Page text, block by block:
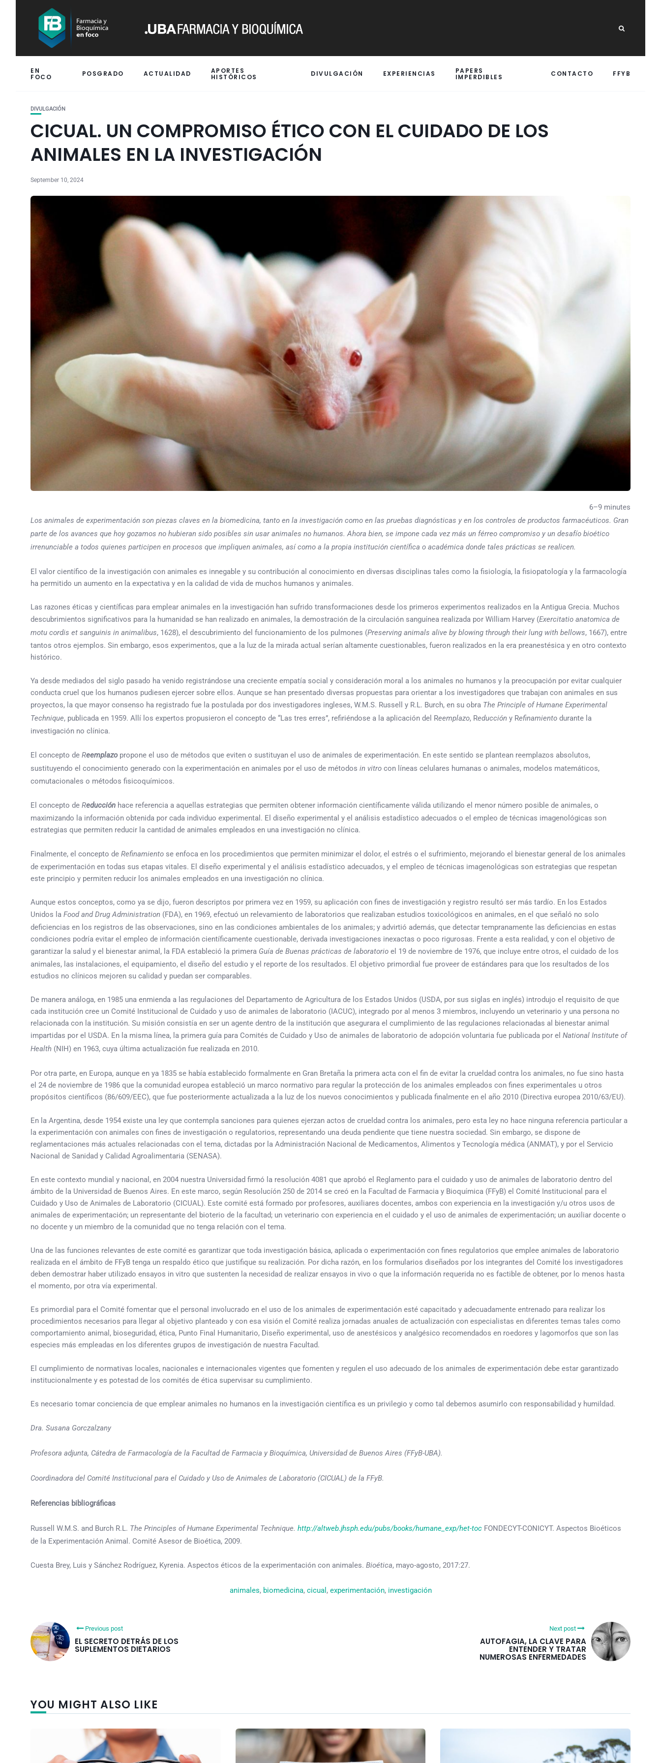
EN
FOCO POSGRADO ACTUALIDAD APORTES
HISTÓRICOS DIVULGACIÓN EXPERIENCIAS PAPERS
IMPERDIBLES CONTACTO FFYB
DIVULGACIÓN
CICUAL. UN COMPROMISO ÉTICO CON EL CUIDADO DE LOS
ANIMALES EN LA INVESTIGACIÓN
September 10, 2024
6–9 minutes
Los animales de experimentación son piezas claves en la biomedicina, tanto en la investigación como en las pruebas diagnósticas y en los controles de productos farmacéuticos. Gran
parte de los avances que hoy gozamos no hubieran sido posibles sin usar animales no humanos. Ahora bien, se impone cada vez más un férreo compromiso y un desafío bioético
irrenunciable a todos quienes participen en procesos que impliquen animales, así como a la propia institución científica o académica donde tales prácticas se realicen.
El valor científico de la investigación con animales es innegable y su contribución al conocimiento en diversas disciplinas tales como la fisiología, la fisiopatología y la farmacología
ha permitido un aumento en la expectativa y en la calidad de vida de muchos humanos y animales.
Las razones éticas y científicas para emplear animales en la investigación han sufrido transformaciones desde los primeros experimentos realizados en la Antigua Grecia. Muchos
descubrimientos significativos para la humanidad se han realizado en animales, la demostración de la circulación sanguínea realizada por William Harvey (Exercitatio anatomica de
motu cordis et sanguinis in animalibus, 1628), el descubrimiento del funcionamiento de los pulmones (Preserving animals alive by blowing through their lung with bellows, 1667), entre
tantos otros ejemplos. Sin embargo, esos experimentos, que a la luz de la mirada actual serían altamente cuestionables, fueron realizados en la era preanestésica y en otro contexto
histórico.
Ya desde mediados del siglo pasado ha venido registrándose una creciente empatía social y consideración moral a los animales no humanos y la preocupación por evitar cualquier
conducta cruel que los humanos pudiesen ejercer sobre ellos. Aunque se han presentado diversas propuestas para orientar a los investigadores que trabajan con animales en sus
proyectos, la que mayor consenso ha registrado fue la postulada por dos investigadores ingleses, W.M.S. Russell y R.L. Burch, en su obra The Principle of Humane Experimental
Technique, publicada en 1959. Allí los expertos propusieron el concepto de “Las tres erres”, refiriéndose a la aplicación del Reemplazo, Reducción y Refinamiento durante la
investigación no clínica.
El concepto de Reemplazopropone el uso de métodos que eviten o sustituyan el uso de animales de experimentación. En este sentido se plantean reemplazos absolutos,
sustituyendo el conocimiento generado con la experimentación en animales por el uso de métodos in vitro con líneas celulares humanas o animales, modelos matemáticos,
comutacionales o métodos fisicoquímicos.
El concepto de Reducción hace referencia a aquellas estrategias que permiten obtener información científicamente válida utilizando el menor número posible de animales, o
maximizando la información obtenida por cada individuo experimental. El diseño experimental y el análisis estadístico adecuados o el empleo de técnicas imagenológicas son
estrategias que permiten reducir la cantidad de animales empleados en una investigación no clínica.
Finalmente, el concepto de Refinamiento se enfoca en los procedimientos que permiten minimizar el dolor, el estrés o el sufrimiento, mejorando el bienestar general de los animales
de experimentación en todas sus etapas vitales. El diseño experimental y el análisis estadístico adecuados, y el empleo de técnicas imagenológicas son estrategias que respetan
este principio y permiten reducir los animales empleados en una investigación no clínica.
Aunque estos conceptos, como ya se dijo, fueron descriptos por primera vez en 1959, su aplicación con fines de investigación y registro resultó ser más tardío. En los Estados
Unidos la Food and Drug Administration (FDA), en 1969, efectuó un relevamiento de laboratorios que realizaban estudios toxicológicos en animales, en el que señaló no solo
deficiencias en los registros de las observaciones, sino en las condiciones ambientales de los animales; y advirtió además, que detectar tempranamente las deficiencias en estas
condiciones podría evitar el empleo de información científicamente cuestionable, derivada investigaciones inexactas o poco rigurosas. Frente a esta realidad, y con el objetivo de
garantizar la salud y el bienestar animal, la FDA estableció la primera Guía de Buenas prácticas de laboratorio el 19 de noviembre de 1976, que incluye entre otros, el cuidado de los
animales, las instalaciones, el equipamiento, el diseño del estudio y el reporte de los resultados. El objetivo primordial fue proveer de estándares para que los resultados de los
estudios no clínicos mejoren su calidad y puedan ser comparables.
De manera análoga, en 1985 una enmienda a las regulaciones del Departamento de Agricultura de los Estados Unidos (USDA, por sus siglas en inglés) introdujo el requisito de que
cada institución cree un Comité Institucional de Cuidado y uso de animales de laboratorio (IACUC), integrado por al menos 3 miembros, incluyendo un veterinario y una persona no
relacionada con la institución. Su misión consistía en ser un agente dentro de la institución que asegurara el cumplimiento de las regulaciones relacionadas al bienestar animal
impartidas por el USDA. En la misma línea, la primera guía para Comités de Cuidado y Uso de animales de laboratorio de adopción voluntaria fue publicada por el National Institute of
Health (NIH) en 1963, cuya última actualización fue realizada en 2010.
Por otra parte, en Europa, aunque en ya 1835 se había establecido formalmente en Gran Bretaña la primera acta con el fin de evitar la crueldad contra los animales, no fue sino hasta
el 24 de noviembre de 1986 que la comunidad europea estableció un marco normativo para regular la protección de los animales empleados con fines experimentales u otros
propósitos científicos (86/609/EEC), que fue posteriormente actualizada a la luz de los nuevos conocimientos y publicada finalmente en el año 2010 (Directiva europea 2010/63/EU).
En la Argentina, desde 1954 existe una ley que contempla sanciones para quienes ejerzan actos de crueldad contra los animales, pero esta ley no hace ninguna referencia particular a
la experimentación con animales con fines de investigación o regulatorios, representando una deuda pendiente que tiene nuestra sociedad. Sin embargo, se dispone de
reglamentaciones más actuales relacionadas con el tema, dictadas por la Administración Nacional de Medicamentos, Alimentos y Tecnología médica (ANMAT), y por el Servicio
Nacional de Sanidad y Calidad Agroalimentaria (SENASA).
En este contexto mundial y nacional, en 2004 nuestra Universidad firmó la resolución 4081 que aprobó el Reglamento para el cuidado y uso de animales de laboratorio dentro del
ámbito de la Universidad de Buenos Aires. En este marco, según Resolucíón 250 de 2014 se creó en la Facultad de Farmacia y Bioquímica (FFyB) el Comité Institucional para el
Cuidado y Uso de Animales de Laboratorio (CICUAL). Este comité está formado por profesores, auxiliares docentes, ambos con experiencia en la investigación y/u otros usos de
animales de experimentación; un representante del bioterio de la facultad; un veterinario con experiencia en el cuidado y el uso de animales de experimentación; un auxiliar docente o
no docente y un miembro de la comunidad que no tenga relación con el tema.
Una de las funciones relevantes de este comité es garantizar que toda investigación básica, aplicada o experimentación con fines regulatorios que emplee animales de laboratorio
realizada en el ámbito de FFyB tenga un respaldo ético que justifique su realización. Por dicha razón, en los formularios diseñados por los integrantes del Comité los investigadores
deben demostrar haber utilizado ensayos in vitro que sustenten la necesidad de realizar ensayos in vivo o que la información requerida no es factible de obtener, por lo menos hasta
el momento, por otra vía experimental.
Es primordial para el Comité fomentar que el personal involucrado en el uso de los animales de experimentación esté capacitado y adecuadamente entrenado para realizar los
procedimientos necesarios para llegar al objetivo planteado y con esa visión el Comité realiza jornadas anuales de actualización con especialistas en diferentes temas tales como
comportamiento animal, bioseguridad, ética, Punto Final Humanitario, Diseño experimental, uso de anestésicos y analgésico recomendados en roedores y lagomorfos que son las
especies más empleadas en los diferentes grupos de investigación de nuestra Facultad.
El cumplimiento de normativas locales, nacionales e internacionales vigentes que fomenten y regulen el uso adecuado de los animales de experimentación debe estar garantizado
institucionalmente y es potestad de los comités de ética supervisar su cumplimiento.
Es necesario tomar conciencia de que emplear animales no humanos en la investigación científica es un privilegio y como tal debemos asumirlo con responsabilidad y humildad.
Dra. Susana Gorczalzany
Profesora adjunta, Cátedra de Farmacología de la Facultad de Farmacia y Bioquímica, Universidad de Buenos Aires (FFyB-UBA).
Coordinadora del Comité Institucional para el Cuidado y Uso de Animales de Laboratorio (CICUAL) de la FFyB.
Referencias bibliográficas
Russell W.M.S. and Burch R.L. The Principles of Humane Experimental Technique. http://altweb.jhsph.edu/pubs/books/humane_exp/het-toc FONDECYT-CONICYT. Aspectos Bioéticos
de la Experimentación Animal. Comité Asesor de Bioética, 2009.
Cuesta Brey, Luis y Sánchez Rodríguez, Kyrenia. Aspectos éticos de la experimentación con animales. Bioética, mayo-agosto, 2017:27.
animales, biomedicina, cicual , experimentación, investigación
Previous post
EL SECRETO DETRÁS DE LOS
SUPLEMENTOS DIETARIOS
Next post
AUTOFAGIA, LA CLAVE PARA
ENTENDER Y TRATAR
NUMEROSAS ENFERMEDADES
YOU MIGHT ALSO LIKE